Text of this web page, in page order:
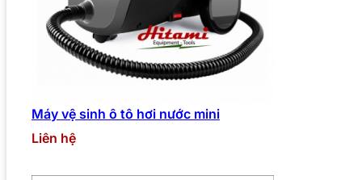
Máy vệ sinh ô tô hơi nước mini
Liên hệ